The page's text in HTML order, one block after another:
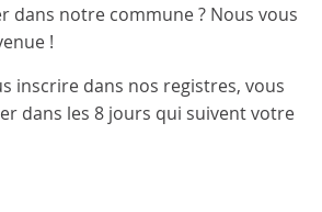
dans notre commune ? Nous vous
!
inscrire dans nos registres, vous
dans les 8 jours qui suivent votre